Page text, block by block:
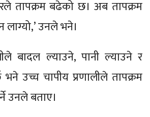
तापक्रम बढेको छ। अब तापक्रम
उनले भने।
बादल ल्याउने, पानी ल्याउने र
उच्च चापीय प्रणालीले तापक्रम
उनले बताए।